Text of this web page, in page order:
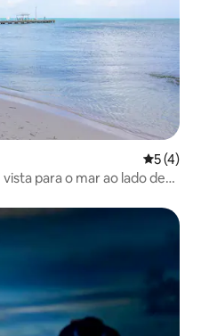
5 de
5 (4)
para o mar ao lado de
hóspedes